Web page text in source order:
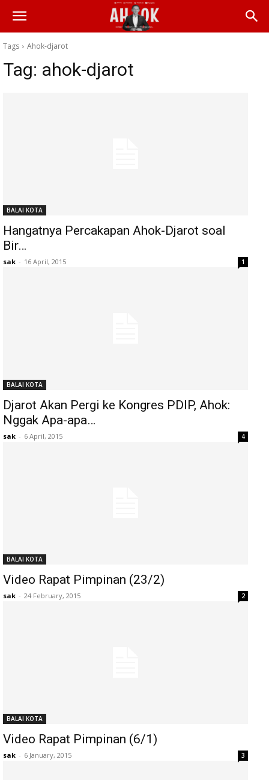
Tags Ahok-djarot
Tag: ahok-djarot
BALAI KOTA
Hangatnya Percakapan Ahok-Djarot soal
Bir…
sak - 16 April, 2015 1
BALAI KOTA
Djarot Akan Pergi ke Kongres PDIP, Ahok:
Nggak Apa-apa…
sak - 6 April, 2015 4
BALAI KOTA
Video Rapat Pimpinan (23/2)
sak - 24 February, 2015 2
BALAI KOTA
Video Rapat Pimpinan (6/1)
sak - 6 January, 2015 3